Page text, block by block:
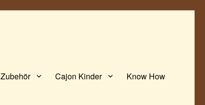
Zubehör Cajon Kinder Know How